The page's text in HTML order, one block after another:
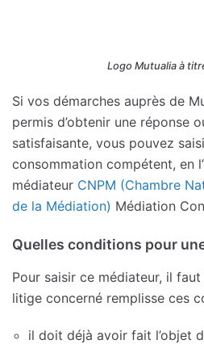
Logo Mutualia à
Si vos démarches auprès de
permis d’obtenir une réponse
satisfaisante, vous pouvez
consommation compétent, en
médiateur CNPM (Chambre
de la Médiation) Médiation
Quelles conditions pour
Pour saisir ce médiateur, il
litige concerné remplisse ces
il doit déjà avoir fait l’objet